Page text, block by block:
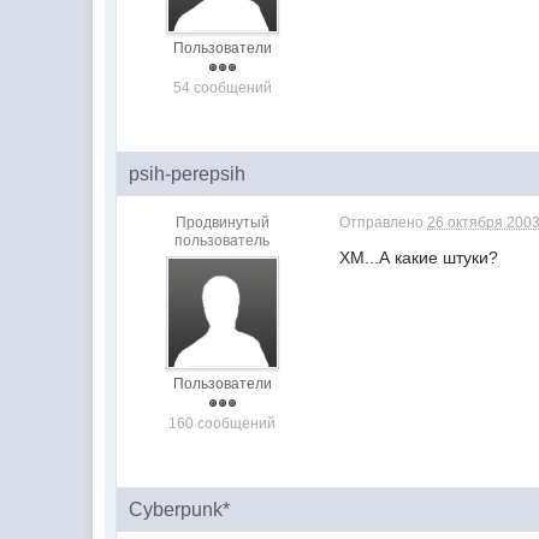
Пользователи
54 сообщений
psih-perepsih
Продвинутый
пользователь
Пользователи
160 сообщений
Отправлено26 октября
ХМ...А какие штуки?
Cyberpunk*